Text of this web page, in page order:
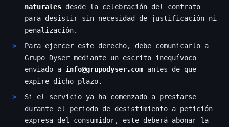
naturales desde la celebración del contrato
para desistir sin necesidad de justificación ni
penalización.
Para ejercer este derecho, debe comunicarlo a
Grupo Dyser mediante un escrito inequívoco
enviado a info@grupodyser.com antes de que
expire dicho plazo.
Si el servicio ya ha comenzado a prestarse
durante el periodo de desistimiento a petición
expresa del consumidor, este deberá abonar la